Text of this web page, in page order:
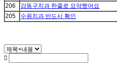
206
강동구치과 한줄로 요약했어요
205
수원치과 반드시 확인